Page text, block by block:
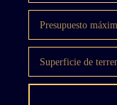
Presupuesto
Superficie de